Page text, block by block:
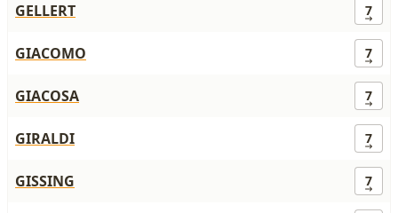
GELLERT 7
GIACOMO 7
GIACOSA 7
GIRALDI 7
GISSING 7